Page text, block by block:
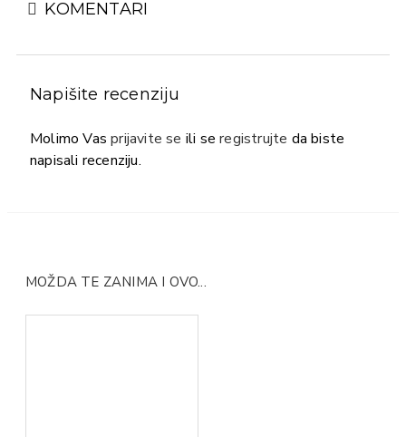
KOMENTARI
Napišite recenziju
Molimo Vasprijavite se ili seregistrujte da biste
napisali recenziju.
MOŽDA TE ZANIMA I OVO...